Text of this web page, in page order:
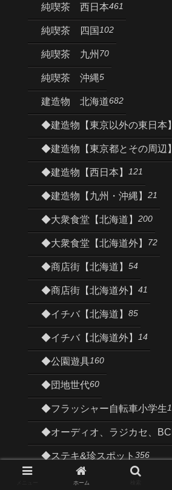
純喫茶 西日本461
純喫茶 四国 102
純喫茶 九州 70
純喫茶 沖縄5
建造物 北海道682
◆建造物【東京以外の東日本】
◆建造物【東京都とその周辺】
◆建造物【西日本】 121
◆建造物【九州・沖縄】 21
◆大衆食堂【北海道】 200
◆大衆食堂【北海道外】 72
◆商店街【北海道】 54
◆商店街【北海道外】 41
◆イチバ【北海道】 85
◆イチバ【北海道外】 14
◆公園遊具160
◆団地世代60
◆フラッシャー自転車小学生
◆オーディオ、ラジカセ、
◆ステキ&珍スポット356
◆街の手書き看板
ホーム